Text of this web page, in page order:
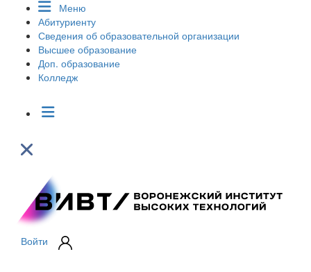
Меню
Абитуриенту
Сведения об образовательной организации
Высшее образование
Доп. образование
Колледж
Войти